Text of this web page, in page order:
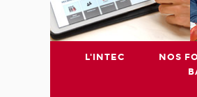
L'INTEC
NOS